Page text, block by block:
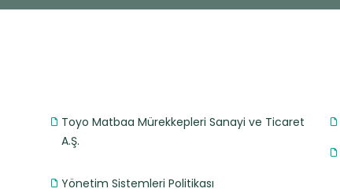
Toyo Matbaa Mürekkepleri Sanayi ve Ticaret
A.Ş.
Yönetim Sistemleri Politikası